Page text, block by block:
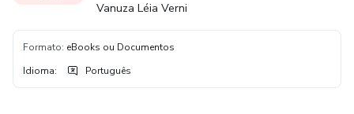
Vanuza Léia Verni
Formato: eBooks ou Documentos
Idioma: Português